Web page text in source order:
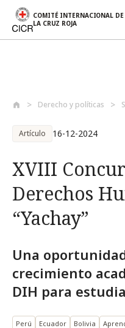
COMITÉ INTERNACIONAL DE
LA CRUZ ROJA
Derecho y políticas
Artículo 16-12-2024
XVIII
Derechos
“Yachay”
Una
crecimiento
DIH para
Perú Ecuador Bolivia